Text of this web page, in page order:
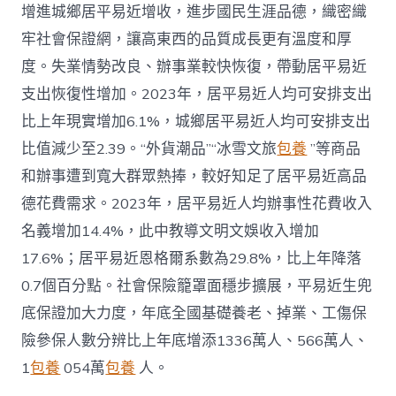
增進城鄉居平易近增收，進步國民生涯品德，織密織
牢社會保證網，讓高東西的品質成長更有溫度和厚
度。失業情勢改良、辦事業較快恢復，帶動居平易近
支出恢復性增加。2023年，居平易近人均可安排支出
比上年現實增加6.1%，城鄉居平易近人均可安排支出
比值減少至2.39。“外貨潮品”“冰雪文旅包養 ”等商品
和辦事遭到寬大群眾熱捧，較好知足了居平易近高品
德花費需求。2023年，居平易近人均辦事性花費收入
名義增加14.4%，此中教導文明文娛收入增加
17.6%；居平易近恩格爾系數為29.8%，比上年降落
0.7個百分點。社會保險籠罩面穩步擴展，平易近生兜
底保證加大力度，年底全國基礎養老、掉業、工傷保
險參保人數分辨比上年底增添1336萬人、566萬人、
1包養 054萬包養 人。